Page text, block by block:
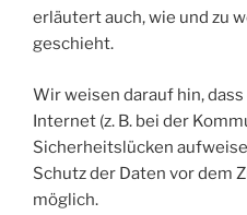
erläutert auch, wie und zu
geschieht.
Wir weisen darauf hin,
Internet (z. B. bei der
Sicherheitslücken
Schutz der Daten vor dem
möglich.